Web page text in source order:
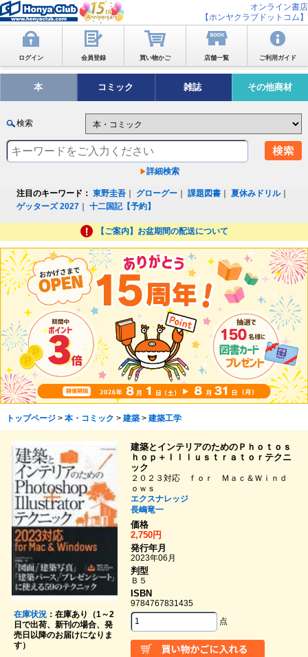
オンライン書店
【ホンヤクラブドットコム】
ログイン 会員登録 買い物かご 店舗一覧 ご利用ガイド
本 コミック 雑誌 その他商材
検索
詳細検索
注目のキーワード： 東野圭吾 グローグー ｜課題図書 ｜夏休みドリル｜
ゲッターズ 2027 ｜十二国記【予約】
【ご案内】お盆期間の配送について
トップページ> 本・コミック > 建築> 建築工学
在庫状況：在庫あり（1～2
日で出荷、新刊の場合、発
売日以降のお届けになりま
す）
建築とインテリアのためのＰｈｏｔｏｓ
ｈｏｐ＋Ｉｌｌｕｓｔｒａｔｏｒテクニ
ック
２０２３対応 ｆｏｒ Ｍａｃ＆Ｗｉｎｄ
ｏｗｓ
エクスナレッジ
長嶋竜一
価格
2,750円
発行年月
2023年06月
判型
Ｂ５
ISBN
9784767831435
点